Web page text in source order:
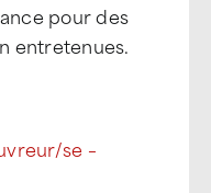
pour des
entretenues.
se –